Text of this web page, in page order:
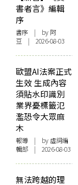
書者言》編輯
序
書序 | by 阿
豆 | 2026-08-03
歐盟AI法案正式
生效 生成內容
須貼水印識別
業界憂標籤氾
濫恐令大眾麻
木
報導 | by 虛詞編
輯部 | 2026-08-03
無法跨越的理